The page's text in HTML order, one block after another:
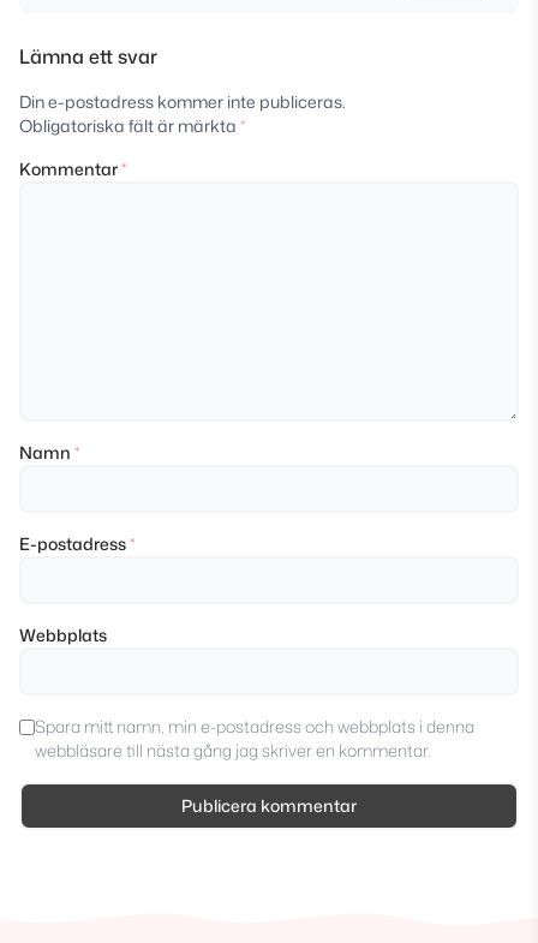
Lämna ett svar
Din e-postadress kommer inte publiceras.
Obligatoriska fält är märkta *
Kommentar*
Namn *
E-postadress*
Webbplats
Spara mitt namn, min e-postadress och webbplats i denna
webbläsare till nästa gång jag skriver en kommentar.